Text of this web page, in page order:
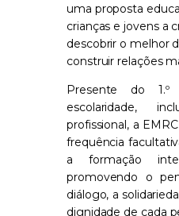
uma proposta
crianças e jovens a
descobrir o melhor
construir relações
Presente do
escolaridade,
profissional, a
frequência
a formação
promovendo o
diálogo, a
dignidade de cada